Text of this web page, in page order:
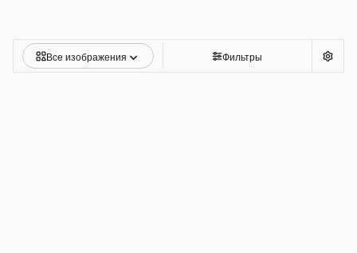
Все изображения Фильтры